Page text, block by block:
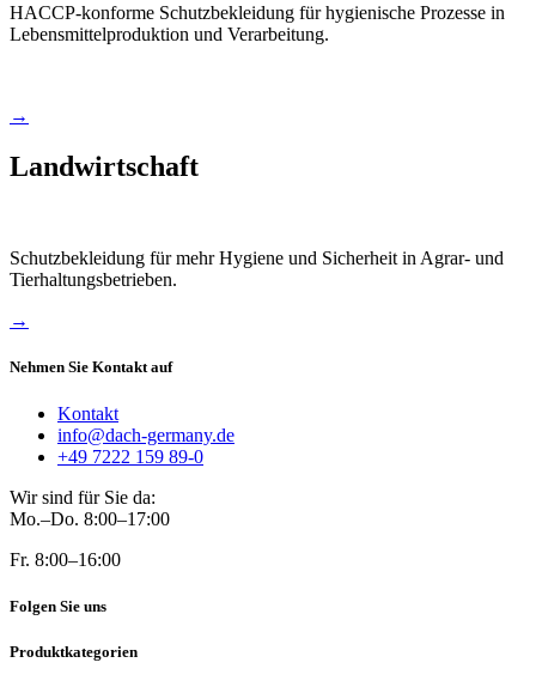
HACCP-konforme Schutzbekleidung für hygienische Prozesse in
Lebensmittelproduktion und Verarbeitung.
→
Landwirtschaft
Schutzbekleidung für mehr Hygiene und Sicherheit in Agrar- und
Tierhaltungsbetrieben.
→
Nehmen Sie Kontakt auf
Kontakt
info@dach-germany.de
+49 7222 159 89-0
Wir sind für Sie da:
Mo.–Do. 8:00–17:00
Fr. 8:00–16:00
Folgen Sie uns
Produktkategorien